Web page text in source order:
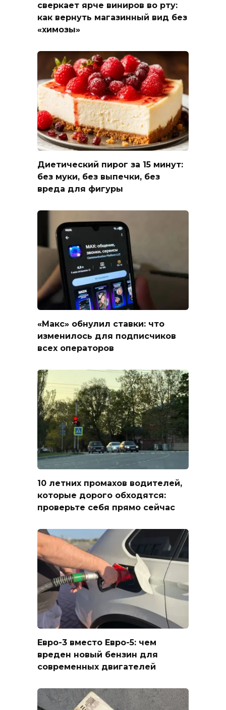
сверкает ярче виниров во рту:
как вернуть магазинный вид без
«химозы»
Диетический пирог за 15 минут:
без муки, без выпечки, без
вреда для фигуры
«Макс» обнулил ставки: что
изменилось для подписчиков
всех операторов
10 летних промахов водителей,
которые дорого обходятся:
проверьте себя прямо сейчас
Евро-3 вместо Евро-5: чем
вреден новый бензин для
современных двигателей